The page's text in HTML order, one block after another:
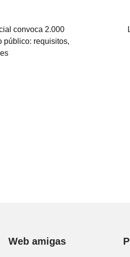
convoca 2.000
público: requisitos,
Web amigas